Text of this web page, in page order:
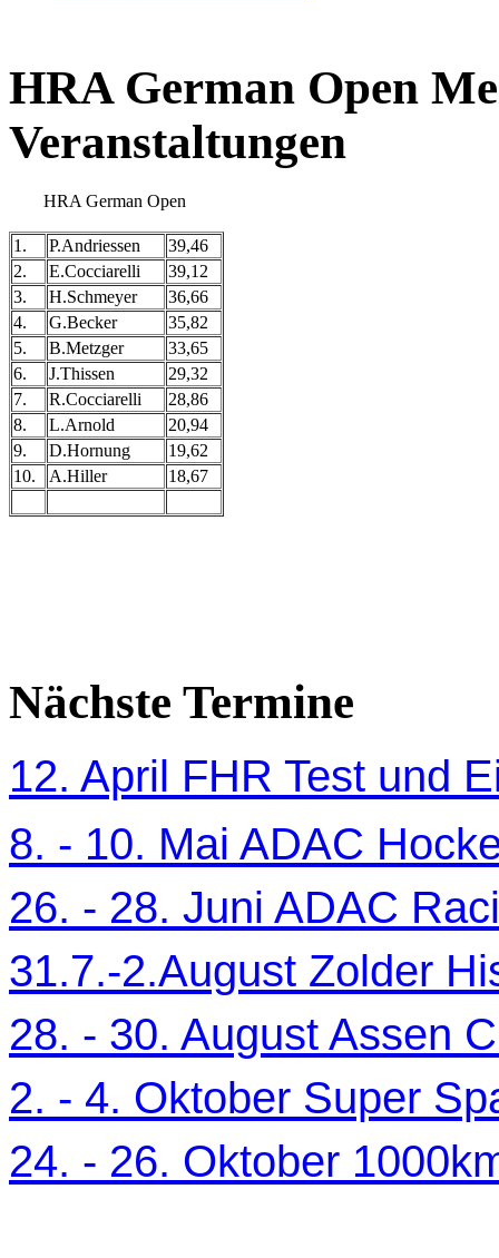
HRA German Open
Veranstaltungen
HRA German Open
1. P.Andriessen
39,46
2.
E.Cocciarelli
39,12
3.
H.Schmeyer
36,66
4.
G.Becker
35,82
5.
B.Metzger
33,65
6.
J.Thissen
29,32
7.
R.Cocciarelli
28,86
8.
L.Arnold
20,94
9.
D.Hornung
19,62
10.
A.Hiller 18,67
Nächste Termine
12. April FHR Test und
8. - 10. Mai ADAC
26. - 28. Juni ADAC
31.7.-2.August Zolder
28. - 30. August Assen
2. - 4. Oktober Super
24. - 26. Oktober